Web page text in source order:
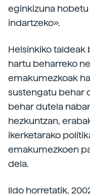
eginkizuna hobetu
indartzeko».
Helsinkiko taldeak
hartu beharreko
emakumezkoak
sustengatu behar
behar dutela
hezkuntzan,
ikerketarako
emakumezkoen
dela.
Ildo horretatik,